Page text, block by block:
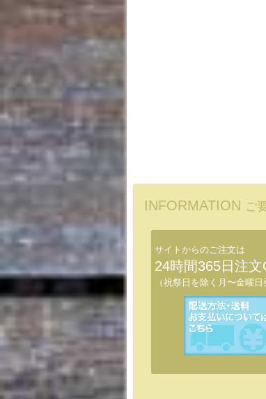
INFORMATION ご
サイトからのご注文は
24時間365日注文
（祝祭日を除く月〜金曜日